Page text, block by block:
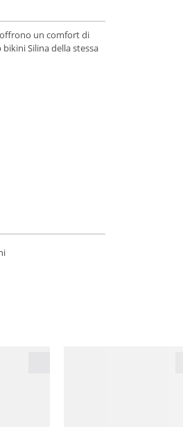
offrono un comfort di
Silina della stessa